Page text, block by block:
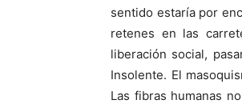
sentido estaría por
retenes en las
liberación social,
Insolente. El
Las fibras humanas